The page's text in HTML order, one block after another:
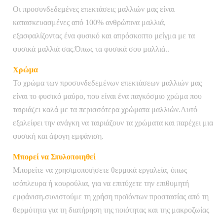
Οι προσυνδεδεμένες επεκτάσεις μαλλιών μας είναι
κατασκευασμένες από 100% ανθρώπινα μαλλιά,
εξασφαλίζοντας ένα φυσικό και απρόσκοπτο μείγμα με τα
φυσικά μαλλιά σας.Όπως τα φυσικά σου μαλλιά..
Χρώμα
Το χρώμα των προσυνδεδεμένων επεκτάσεων μαλλιών μας
είναι το φυσικό μαύρο, που είναι ένα παγκόσμιο χρώμα που
ταιριάζει καλά με τα περισσότερα χρώματα μαλλιών.Αυτό
εξαλείφει την ανάγκη να ταιριάζουν τα χρώματα και παρέχει μια
φυσική και άψογη εμφάνιση.
Μπορεί να Στυλοποιηθεί
Μπορείτε να χρησιμοποιήσετε θερμικά εργαλεία, όπως
ισόπλευρα ή κουρούλια, για να επιτύχετε την επιθυμητή
εμφάνιση.συνιστούμε τη χρήση προϊόντων προστασίας από τη
θερμότητα για τη διατήρηση της ποιότητας και της μακροζωίας